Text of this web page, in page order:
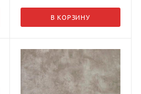
В КОРЗИНУ